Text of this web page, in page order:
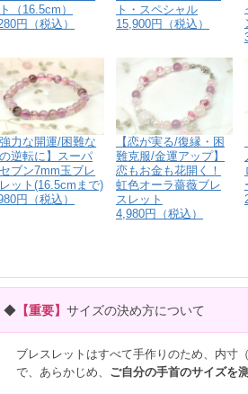
（16.5cm）
円（税込）
ト・スペシャル
15,900円（税込）
力な開運/困難な
逆転に】スーパ
ブン7mm玉ブレ
ット(16.5cmまで)
円（税込）
【恋が実る/復縁・困
難克服/金運アップ】
恋もお金も花開く！
虹色オーラ薔薇ブレ
スレット
4,980円（税込）
◆ 【重要】サイズの決め方について
ブレスレットはすべて手作りのため、内寸
で、あらかじめ、 ご自分の手首のサイズを